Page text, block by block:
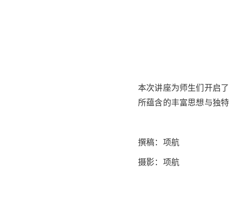
本次讲座为师生们开启
所蕴含的丰富思想与独
撰稿：项航
摄影：项航